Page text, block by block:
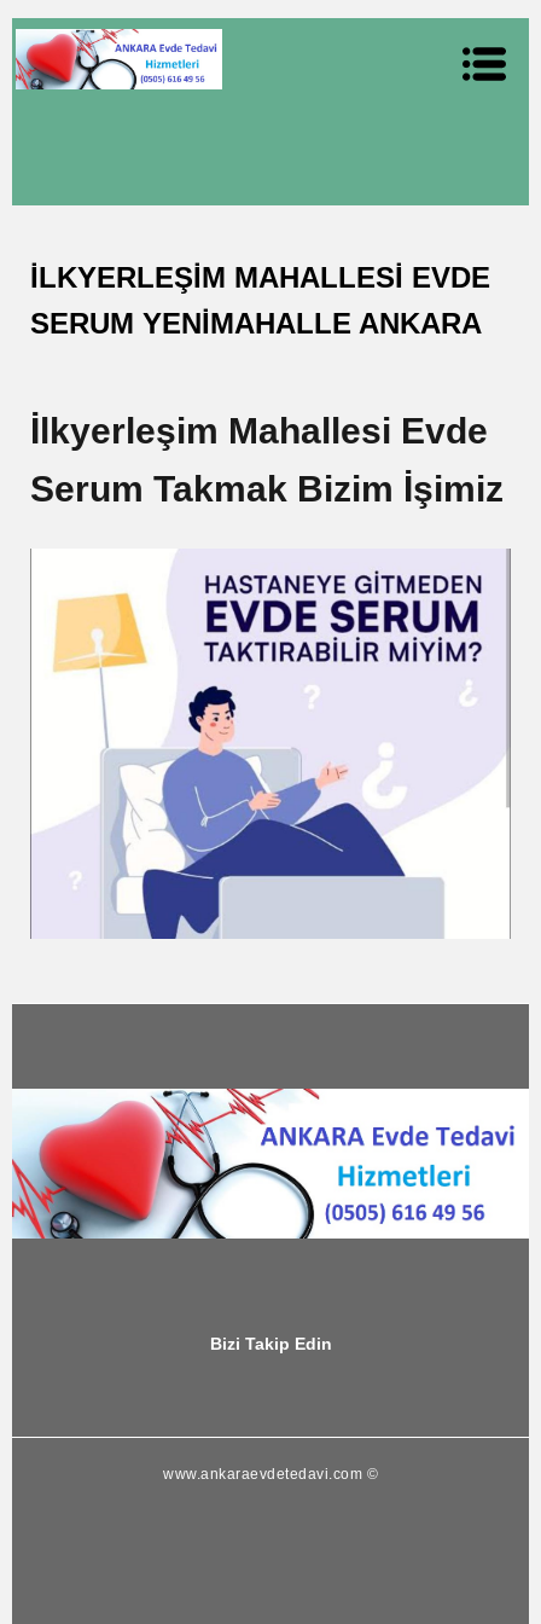
İLKYERLEŞİM MAHALLESİ EVDE
SERUM YENİMAHALLE ANKARA
İlkyerleşim Mahallesi Evde
Serum Takmak Bizim İşimiz
Bizi Takip Edin
www.ankaraevdetedavi.com ©